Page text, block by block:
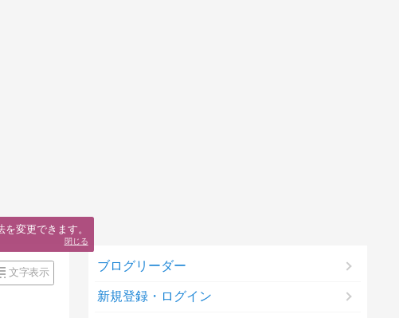
文字表示 ブログリーダー
新規登録・ログイン
を変更できます。
閉じる